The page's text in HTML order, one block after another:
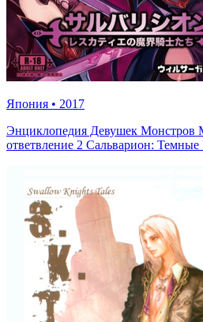
Япония • 2017
Энциклопедия Девушек Монстров
ответвление 2 Сальварион: